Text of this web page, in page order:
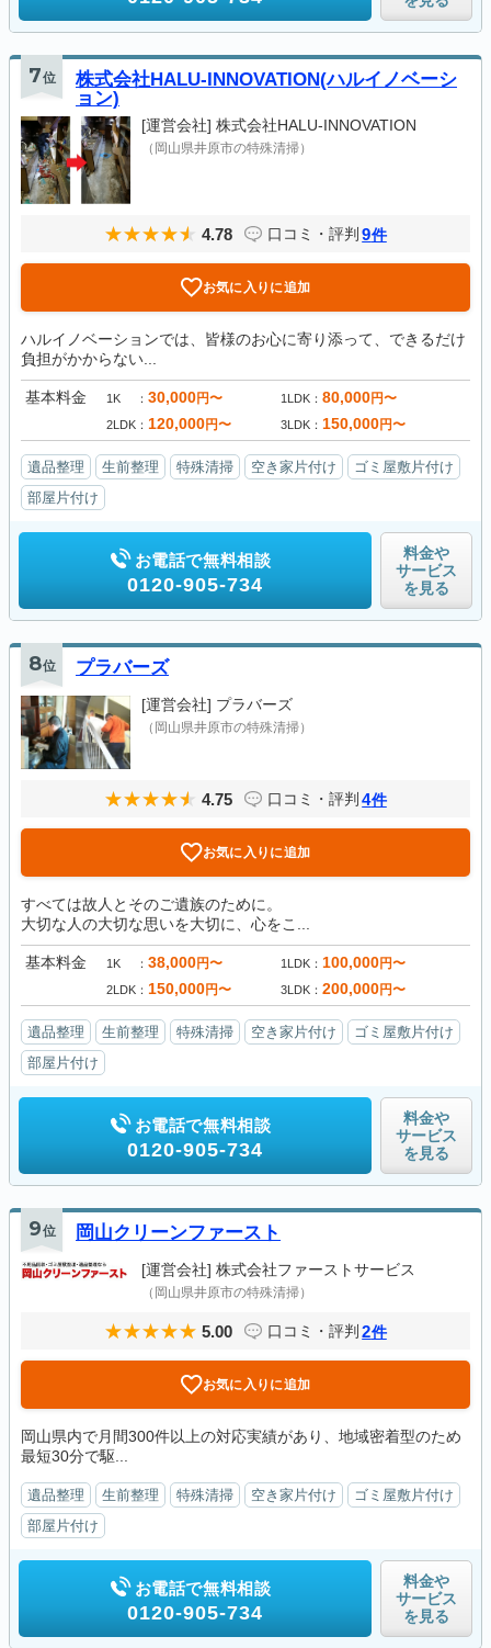
7位
株式会社HALU-INNOVATION(ハルイノベーシ
ョン)
[運営会社] 株式会社HALU-INNOVATION
（岡山県井原市の特殊清掃）
4.78 口コミ・評判 9件
お気に入りに追加
ハルイノベーションでは、皆様のお心に寄り添って、できるだけ
負担がかからない...
基本料金 1K 30,000円〜 1LDK 80,000円〜
2LDK 120,000円〜 3LDK 150,000円〜
遺品整理 生前整理 特殊清掃 空き家片付け
ゴミ屋敷片付け
部屋片付け
お電話で無料相談
0120-905-734
料金や
サービス
を見る
8位 プラバーズ
[運営会社] プラバーズ
（岡山県井原市の特殊清掃）
4.75 口コミ・評判 4件
お気に入りに追加
すべては故人とそのご遺族のために。
大切な人の大切な思いを大切に、心をこ...
基本料金 1K 38,000円〜 1LDK 100,000円〜
2LDK 150,000円〜 3LDK 200,000円〜
遺品整理 生前整理 特殊清掃 空き家片付け
ゴミ屋敷片付け
部屋片付け
お電話で無料相談
0120-905-734
料金や
サービス
を見る
9位 岡山クリーンファースト
[運営会社] 株式会社ファーストサービス
（岡山県井原市の特殊清掃）
5.00 口コミ・評判 2件
お気に入りに追加
岡山県内で月間300件以上の対応実績があり、地域密着型のため
最短30分で駆...
遺品整理 生前整理 特殊清掃 空き家片付け
ゴミ屋敷片付け
部屋片付け
お電話で無料相談
0120-905-734
料金や
サービス
を見る